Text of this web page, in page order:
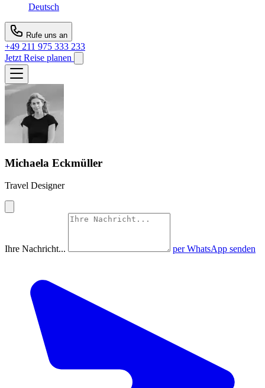
Deutsch
Rufe uns an
+49 211 975 333 233
Jetzt Reise planen
Michaela Eckmüller
Travel Designer
Ihre Nachricht... per WhatsApp senden